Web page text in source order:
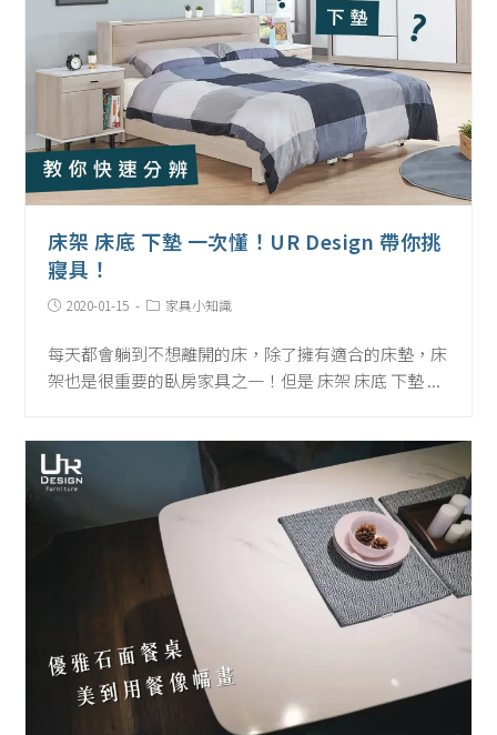
床架 床底 下墊 一次懂！UR Design 帶你挑
寢具！
Post2020-01-15
Post家具小知識
每天都會躺到不想離開的床，除了擁有適合的床墊，床
架也是很重要的臥房家具之一！但是 床架 床底 下墊 ...